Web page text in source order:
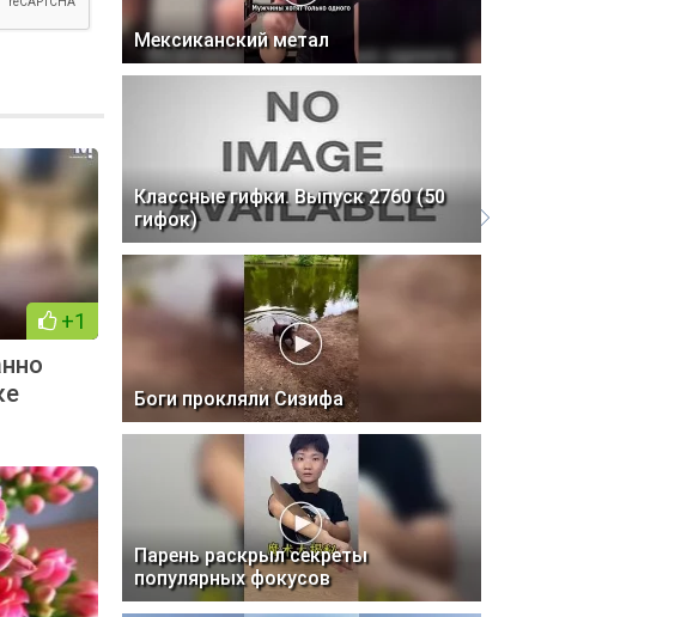
+1
Мексиканский метал
Классные гифки. Выпуск 2760 (50
гифок)
Боги прокляли Сизифа
Парень раскрыл секреты
популярных фокусов